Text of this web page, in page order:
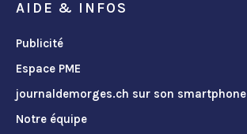
AIDE & INFOS
Publicité
Espace PME
journaldemorges.ch sur son smartphone
Notre équipe